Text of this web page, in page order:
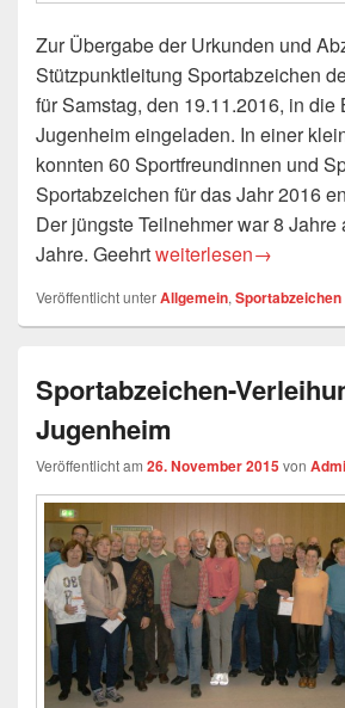
Zur Übergabe der Urkunden und
Stützpunktleitung Sportabzeichen
für Samstag, den 19.11.2016, in die
Jugenheim eingeladen. In einer
konnten 60 Sportfreundinnen und
Sportabzeichen für das Jahr 2016
Der jüngste Teilnehmer war 8 Jahre
Jahre. GeehrtSportabzeichen-
weiterlesen→
Veröffentlicht unterAllgemein, Sportabzeichen
Sportabzeichen-
Jugenheim
Veröffentlicht am 26. November 2015von